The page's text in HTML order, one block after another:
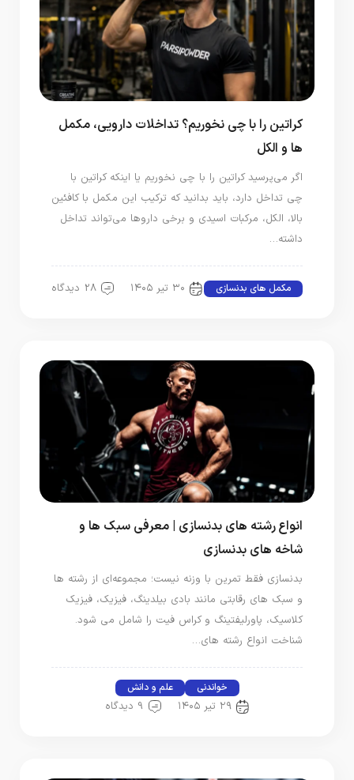
کراتین را با چی نخوریم؟ تداخلات دارویی، مکمل‌
ها و الکل
اگر می‌پرسید کراتین را با چی نخوریم یا اینکه کراتین با
چی تداخل دارد، باید بدانید که ترکیب این مکمل با کافئین
بالا، الکل، مرکبات اسیدی و برخی داروها می‌تواند تداخل
داشته…
مکمل های بدنسازی ۳۰ تیر ۱۴۰۵ 28 دیدگاه
انواع رشته های بدنسازی | معرفی سبک‌ ها و
شاخه های بدنسازی
بدنسازی فقط تمرین با وزنه نیست؛ مجموعه‌ای از رشته‌ ها
و سبک‌ های رقابتی مانند بادی‌ بیلدینگ، فیزیک، فیزیک
کلاسیک، پاورلیفتینگ و کراس‌ فیت را شامل می‌ شود.
شناخت انواع رشته‌ های…
خواندنی علم و دانش
۲۹ تیر ۱۴۰۵ 9 دیدگاه